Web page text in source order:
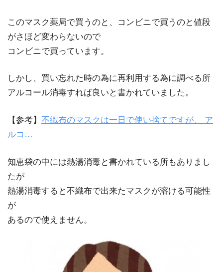
このマスク薬局で買うのと、コンビニで買うのと値段
がさほど変わらないので
コンビニで買っています。
しかし、買い忘れた時の為に再利用する為に調べる所
アルコール消毒すれば良いと書かれていました。
【参考】 不織布のマスクは一日で使い捨てですが、 ア
ルコ…
知恵袋の中には熱湯消毒と書かれている所もありまし
たが
熱湯消毒すると不織布で出来たマスクが溶ける可能性
が
あるので使えません。